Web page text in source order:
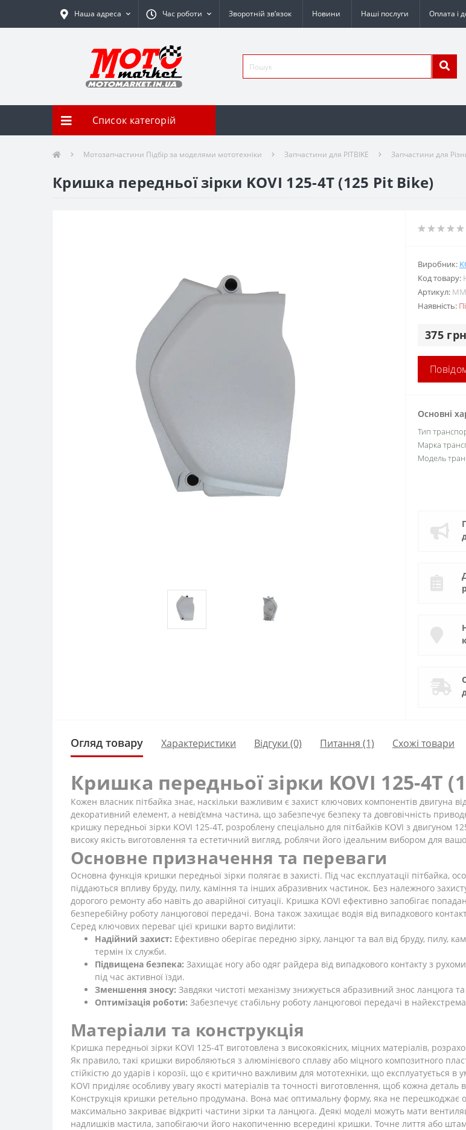
Наша адреса Час роботи Зворотній зв’язок Новини Наші послуги Оплата і
Список категорій
Мотозапчастини Підбір за моделями мототехніки Запчастини для PITBIKE Запчастини для
Кришка передньої зірки KOVI 125-4Т (125 Pit Bike)
Виробник:
Код товару:
Артикул:
Наявність:
375
Основні
Тип
Марка
Модель
Огляд товару Характеристики Відгуки (0) Питання (1) Схожі товари
Кришка передньої зірки KOVI 125-4Т
Кожен власник пітбайка знає, наскільки важливим є захист ключових компонентів двигуна
декоративний елемент, а невід’ємна частина, що забезпечує безпеку та довговічність
кришку передньої зірки KOVI 125-4Т, розроблену спеціально для пітбайків KOVI з двигуном
високу якість виготовлення та естетичний вигляд, роблячи його ідеальним вибором для
Основне призначення та переваги
Основна функція кришки передньої зірки полягає в захисті. Під час експлуатації пітбайка,
піддаються впливу бруду, пилу, каміння та інших абразивних частинок. Без належного
дорогого ремонту або навіть до аварійної ситуації. Кришка KOVI ефективно запобігає
безперебійну роботу ланцюгової передачі. Вона також захищає водія від випадкового
Серед ключових переваг цієї кришки варто виділити:
Надійний захист: Ефективно оберігає передню зірку, ланцюг та вал від бруду, пилу,
термін їх служби.
Підвищена безпека: Захищає ногу або одяг райдера від випадкового контакту з
під час активної їзди.
Зменшення зносу: Завдяки чистоті механізму знижується абразивний знос ланцюга
Оптимізація роботи: Забезпечує стабільну роботу ланцюгової передачі в
Матеріали та конструкція
Кришка передньої зірки KOVI 125-4Т виготовлена з високоякісних, міцних матеріалів,
Як правило, такі кришки виробляються з алюмінієвого сплаву або міцного композитного
стійкістю до ударів і корозії, що є критично важливим для мототехніки, що експлуатується
KOVI приділяє особливу увагу якості матеріалів та точності виготовлення, щоб кожна
Конструкція кришки ретельно продумана. Вона має оптимальну форму, яка не перешкоджає
максимально закриває відкриті частини зірки та ланцюга. Деякі моделі можуть мати
надлишків мастила, запобігаючи його накопиченню всередині кришки. Точне лиття або